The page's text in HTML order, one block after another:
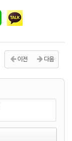
이전 다음